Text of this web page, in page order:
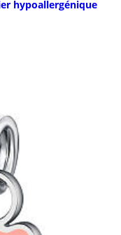
hypoallergénique